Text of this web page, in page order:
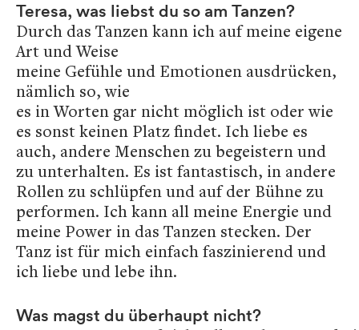
Teresa, was liebst du so am Tanzen?
Durch das Tanzen kann ich auf meine eigene
Art und Weise
meine Gefühle und Emotionen ausdrücken,
nämlich so, wie
es in Worten gar nicht möglich ist oder wie
es sonst keinen Platz findet. Ich liebe es
auch, andere Menschen zu begeistern und
zu unterhalten. Es ist fantastisch, in andere
Rollen zu schlüpfen und auf der Bühne zu
performen. Ich kann all meine Energie und
meine Power in das Tanzen stecken. Der
Tanz ist für mich einfach faszinierend und
ich liebe und lebe ihn.
Was magst du überhaupt nicht?